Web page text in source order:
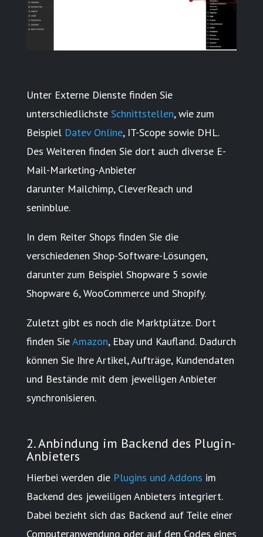
Unter Externe Dienste finden Sie
unterschiedlichste Schnittstellen, wie zum
Beispiel Datev Online, IT-Scope sowie DHL.
Des Weiteren finden Sie dort auch diverse E-
Mail-Marketing-Anbieter
darunter Mailchimp, CleverReach und
seninblue.
In dem Reiter Shops finden Sie die
verschiedenen Shop-Software-Lösungen,
darunter zum Beispiel Shopware 5 sowie
Shopware 6, WooCommerce und Shopify.
Zuletzt gibt es noch die Marktplätze. Dort
finden SieAmazon, Ebay und Kaufland. Dadurch
können Sie Ihre Artikel, Aufträge, Kundendaten
und Bestände mit dem jeweiligen Anbieter
synchronisieren.
2. Anbindung im Backend des Plugin-
Anbieters
Hierbei werden die Plugins und Addons im
Backend des jeweiligen Anbieters integriert.
Dabei bezieht sich das Backend auf Teile einer
Computeranwendung oder auf den Codes eines